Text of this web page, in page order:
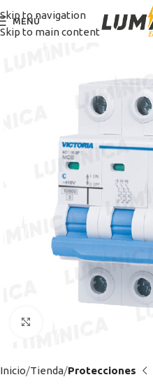
Skip to navigation
Skip to main content
MENÚ
Inicio Tienda Protecciones